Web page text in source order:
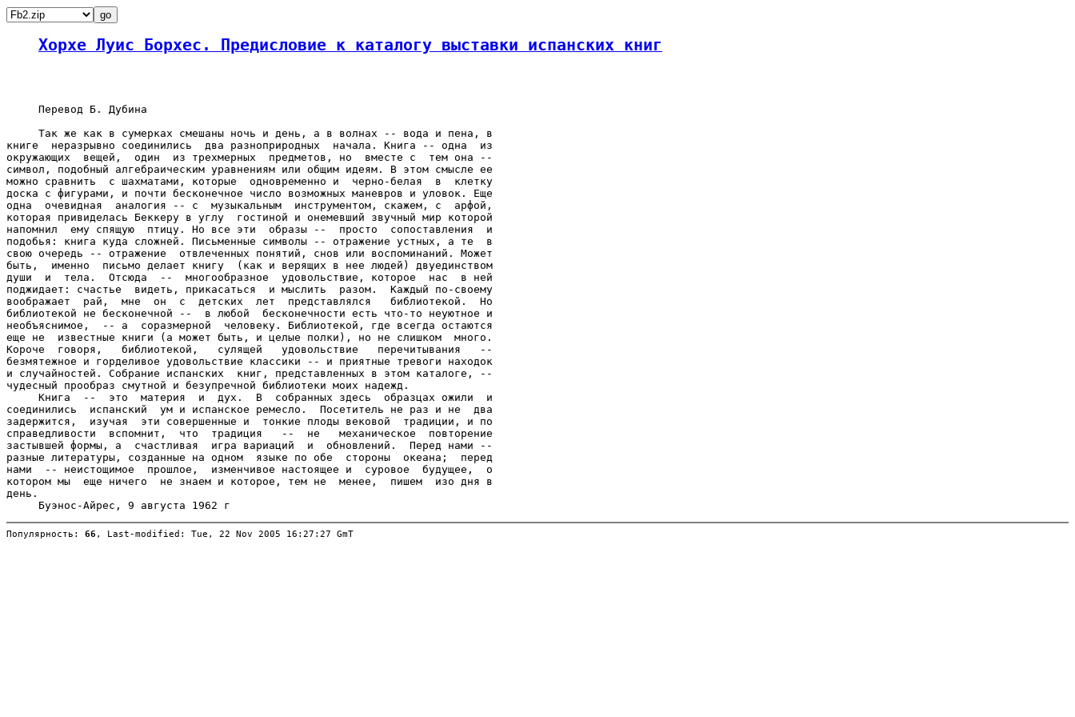
Хорхе Луис Борхес. Предисловие к каталогу выставки испанских книг
     Перевод Б. Дубина
     Так же как в сумерках смешаны ночь и день, а в волнах -- вода и пена, в
книге  неразрывно соединились  два разноприродных  начала. Книга -- одна  из
окружающих  вещей,  один  из трехмерных  предметов, но  вместе с  тем она --
символ, подобный алгебраическим уравнениям или общим идеям. В этом смысле ее
можно сравнить  с шахматами, которые  одновременно и  черно-белая  в  клетку
доска с фигурами, и почти бесконечное число возможных маневров и уловок. Еще
одна  очевидная  аналогия -- с  музыкальным  инструментом, скажем, с  арфой,
которая привиделась Беккеру в углу  гостиной и онемевший звучный мир которой
напомнил  ему спящую  птицу. Но все эти  образы --  просто  сопоставления  и
подобья: книга куда сложней. Письменные символы -- отражение устных, а те  в
свою очередь -- отражение  отвлеченных понятий, снов или воспоминаний. Может
быть,  именно  письмо делает книгу  (как и верящих в нее людей) двуединством
души  и  тела.  Отсюда  --  многообразное  удовольствие, которое  нас  в ней
поджидает: счастье  видеть, прикасаться  и мыслить  разом.  Каждый по-своему
воображает  рай,  мне  он  с  детских  лет  представлялся   библиотекой.  Но
библиотекой не бесконечной --  в любой  бесконечности есть что-то неуютное и
необъяснимое,  -- а  соразмерной  человеку. Библиотекой, где всегда остаются
еще не  известные книги (а может быть, и целые полки), но не слишком  много.
Короче  говоря,   библиотекой,   сулящей   удовольствие   перечитывания   --
безмятежное и горделивое удовольствие классики -- и приятные тревоги находок
и случайностей. Собрание испанских  книг, представленных в этом каталоге, --
чудесный прообраз смутной и безупречной библиотеки моих надежд.
     Книга  --  это  материя  и  дух.  В  собранных здесь  образцах ожили  и
соединились  испанский  ум и испанское ремесло.  Посетитель не раз и не  два
задержится,  изучая  эти совершенные и  тонкие плоды вековой  традиции, и по
справедливости  вспомнит,  что  традиция   --  не   механическое  повторение
застывшей формы, а  счастливая  игра вариаций  и  обновлений.  Перед нами --
разные литературы, созданные на одном  языке по обе  стороны  океана;  перед
нами  -- неистощимое  прошлое,  изменчивое настоящее и  суровое  будущее,  о
котором мы  еще ничего  не знаем и которое, тем не  менее,  пишем  изо дня в
день.
Популярность: 66